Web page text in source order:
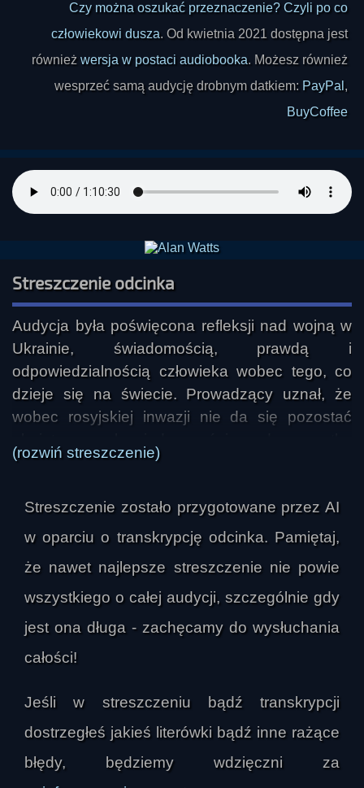
pytanie: jak to w końcu jest z tą naszą
świadomością?
Czy można oszukać przeznaczenie? Czyli po co
człowiekowi dusza. Od kwietnia 2021 dostępna jest
również wersja w postaci audiobooka. Możesz również
wesprzeć samą audycję drobnym datkiem: PayPal ,
BuyCoffee
Streszczenie odcinka
Audycja była poświęcona refleksji nad wojną w
Ukrainie, świadomością, prawdą i
odpowiedzialnością człowieka wobec tego, co
dzieje się na świecie. Prowadzący uznał, że
wobec rosyjskiej inwazji nie da się pozostać
podkreślał, że nie chce rozwijać wątku
sytuację z perspektywy duchowej i etycznej. W
tym kontekście mówił o zbiorowych emocjach,
że wydarzenia takie jak wojna wpływają na cały
„obszar energetyczny” Ziemi i na stan
psychiczny społeczeństw.
Jednym z głównych tematów była zmiana
Prowadzący stwierdził, że wojna obnaża
stosunek człowieka do dobra i zła oraz
pokazuje, jak bardzo zmieniło się społeczne
(rozwiń streszczenie)
Streszczenie zostało przygotowane przez AI
w oparciu o transkrypcję odcinka. Pamiętaj,
że nawet najlepsze streszczenie nie powie
wszystkiego o całej audycji, szczególnie gdy
jest ona długa - zachęcamy do wysłuchania
całości!
Jeśli w streszczeniu bądź transkrypcji
dostrzegłeś jakieś literówki bądź inne rażące
błędy, będziemy wdzięczni za